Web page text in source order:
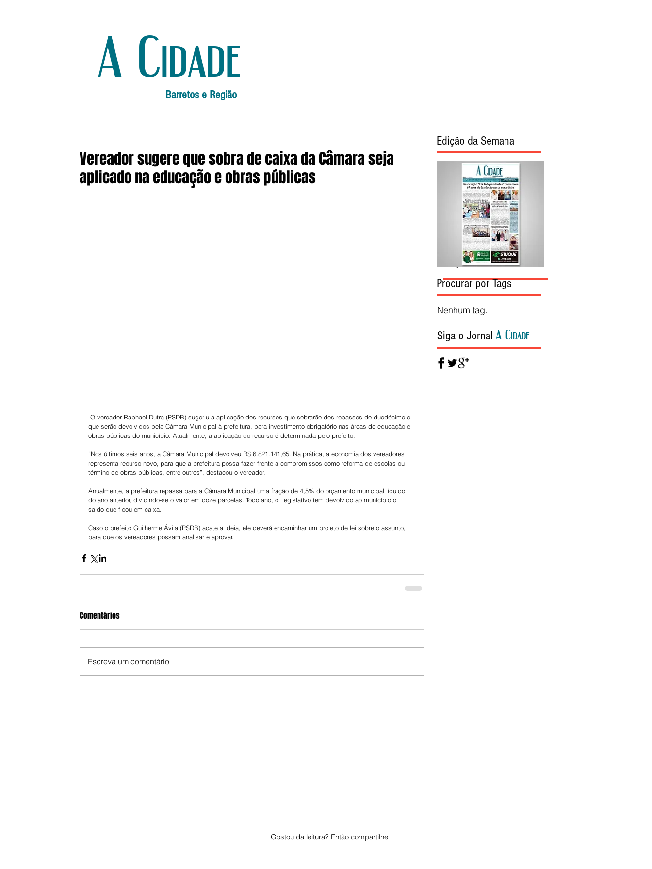
A Cidade
Barretos e Região
Vereador sugere que sobra de caixa da Câmara seja
aplicado na educação e obras públicas
que serão devolvidos pela Câmara Municipal à prefeitura, para investimento obrigatório nas áreas de educação e
obras públicas do município. Atualmente, a aplicação do recurso é determinada pelo prefeito.
“Nos últimos seis anos, a Câmara Municipal devolveu R$ 6.821.141,65. Na prática, a economia dos vereadores
representa recurso novo, para que a prefeitura possa fazer frente a compromissos como reforma de escolas ou
término de obras públicas, entre outros”, destacou o vereador.
Anualmente, a prefeitura repassa para a Câmara Municipal uma fração de 4,5% do orçamento municipal líquido
do ano anterior, dividindo-se o valor em doze parcelas. Todo ano, o Legislativo tem devolvido ao município o
saldo que ficou em caixa.
Caso o prefeito Guilherme Ávila (PSDB) acate a ideia, ele deverá encaminhar um projeto de lei sobre o assunto,
para que os vereadores possam analisar e aprovar.
Comentários
Escreva um comentário
Edição da Semana
Edição da Semana
Procurar por Tags
Nenhum tag.
Siga o Jornal A Cidade
Gostou da leitura? Então compartilhe